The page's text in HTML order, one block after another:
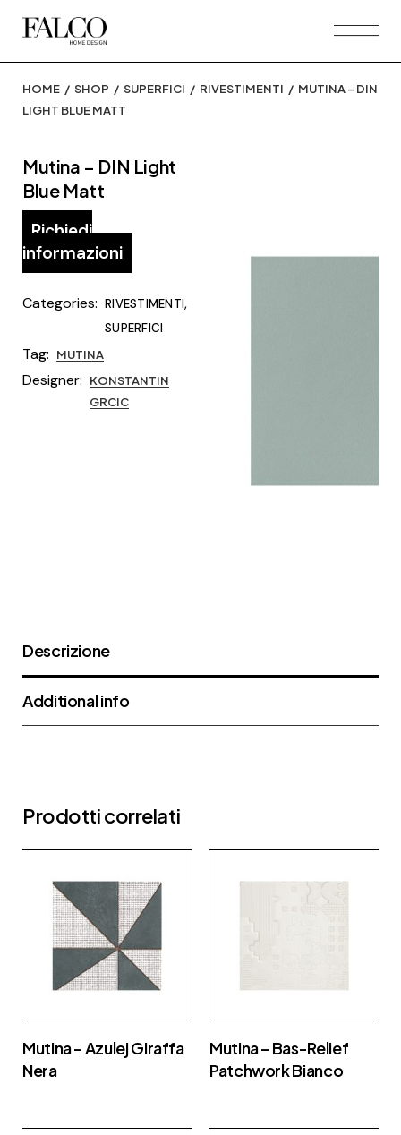
HOME SHOP SUPERFICI RIVESTIMENTI
MUTINA – DIN
LIGHT BLUE MATT
Mutina – DIN Light
Blue Matt
Richiedi
informazioni
Categories: RIVESTIMENTI,
SUPERFICI
Tag: MUTINA
Designer:
KONSTANTIN
GRCIC
Descrizione
Additional info
Prodotti correlati
Mutina – Azulej Giraffa
Nera
Mutina – Bas-Relief
Patchwork Bianco